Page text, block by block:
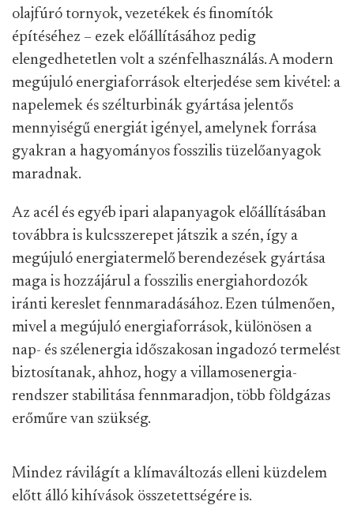
olajfúró tornyok, vezetékek és finomítók
építéséhez – ezek előállításához pedig
elengedhetetlen volt a szénfelhasználás. A modern
megújuló energiaforrások elterjedése sem kivétel: a
napelemek és szélturbinák gyártása jelentős
mennyiségű energiát igényel, amelynek forrása
gyakran a hagyományos fosszilis tüzelőanyagok
maradnak.
Az acél és egyéb ipari alapanyagok előállításában
továbbra is kulcsszerepet játszik a szén, így a
megújuló energiatermelő berendezések gyártása
maga is hozzájárul a fosszilis energiahordozók
iránti kereslet fennmaradásához. Ezen túlmenően,
mivel a megújuló energiaforrások, különösen a
nap- és szélenergia időszakosan ingadozó termelést
biztosítanak, ahhoz, hogy a villamosenergia-
rendszer stabilitása fennmaradjon, több földgázas
erőműre van szükség.
Mindez rávilágít a klímaváltozás elleni küzdelem
előtt álló kihívások összetettségére is.